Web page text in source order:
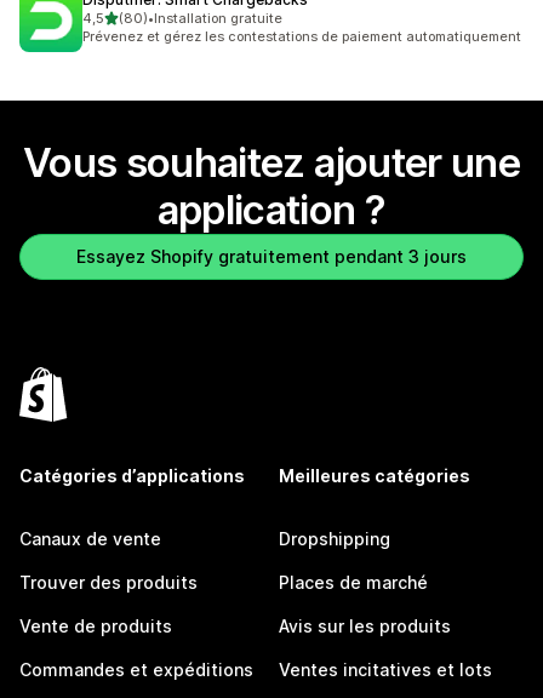
4,5étoile(s) sur 5
(80)
80 avis au total
•Installation gratuite
Prévenez et gérez les contestations de paiement automatiquement
Vous souhaitez ajouter une
application ?
Essayez Shopify gratuitement pendant 3 jours
Catégories d’applications
Canaux de vente
Trouver des produits
Vente de produits
Commandes et expéditions
Meilleures catégories
Dropshipping
Places de marché
Avis sur les produits
Ventes incitatives et lots